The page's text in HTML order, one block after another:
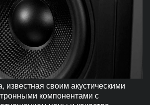
известная своим акустическими
компонентами с